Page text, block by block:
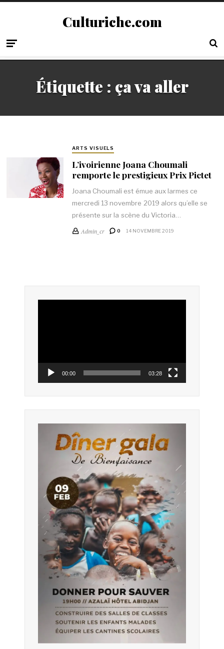
Culturiche.com
Étiquette : ça va aller
ARTS VISUELS
L’ivoirienne Joana Choumali
remporte le prestigieux Prix Pictet
Joana Choumali est émue aux larmes ce
mercredi 13 novembre 2019 alors qu’elle se
présente sur la scène du Victoria…
Admin_cr 0 14 NOVEMBRE 2019
00:00 03:28